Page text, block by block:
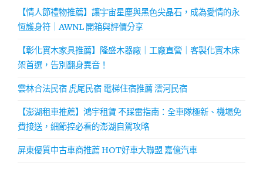
【情人節禮物推薦】讓宇宙星塵與黑色尖晶石，成為愛情的永
恆護身符｜AWNL 開箱與評價分享
【彰化實木家具推薦】隆盛木器廠｜工廠直營｜客製化實木床
架首選，告別翻身異音！
雲林合法民宿 虎尾民宿 電梯住宿推薦 澐河民宿
【澎湖租車推薦】鴻宇租賃 不踩雷指南：全車隊極新、機場免
費接送，細節控必看的澎湖自駕攻略
屏東優質中古車商推薦 HOT好車大聯盟 嘉億汽車